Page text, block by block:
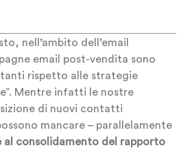
nell’ambito dell’email
email post-vendita sono
rispetto alle strategie
Mentre infatti le nostre
di nuovi contatti
mancare – parallelamente
al consolidamento del rapporto